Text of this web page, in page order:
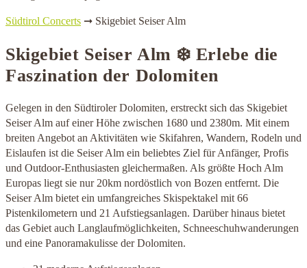
Südtirol Concerts ➞ Skigebiet Seiser Alm
Skigebiet Seiser Alm ❄️ Erlebe die
Faszination der Dolomiten
Gelegen in den Südtiroler Dolomiten, erstreckt sich das Skigebiet
Seiser Alm auf einer Höhe zwischen 1680 und 2380m. Mit einem
breiten Angebot an Aktivitäten wie Skifahren, Wandern, Rodeln und
Eislaufen ist die Seiser Alm ein beliebtes Ziel für Anfänger, Profis
und Outdoor-Enthusiasten gleichermaßen. Als größte Hoch Alm
Europas liegt sie nur 20km nordöstlich von Bozen entfernt. Die
Seiser Alm bietet ein umfangreiches Skispektakel mit 66
Pistenkilometern und 21 Aufstiegsanlagen. Darüber hinaus bietet
das Gebiet auch Langlaufmöglichkeiten, Schneeschuhwanderungen
und eine Panoramakulisse der Dolomiten.